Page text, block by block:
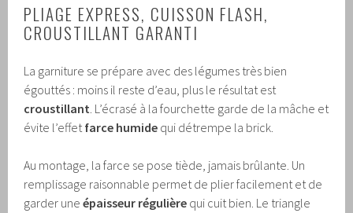
PLIAGE EXPRESS, CUISSON FLASH,
CROUSTILLANT GARANTI
La garniture se prépare avec des légumes très bien
égouttés : moins il reste d’eau, plus le résultat est
croustillant . L’écrasé à la fourchette garde de la mâche et
évite l’effet farce humide qui détrempe la brick.
Au montage, la farce se pose tiède, jamais brûlante. Un
remplissage raisonnable permet de plier facilement et de
garder uneépaisseur régulière qui cuit bien. Le triangle